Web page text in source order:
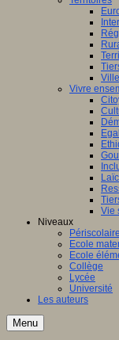
Vivre
Vie
Niveaux
Périscolaire
Ecole
Ecole
Collège
Lycée
Université
Les auteurs
Menu